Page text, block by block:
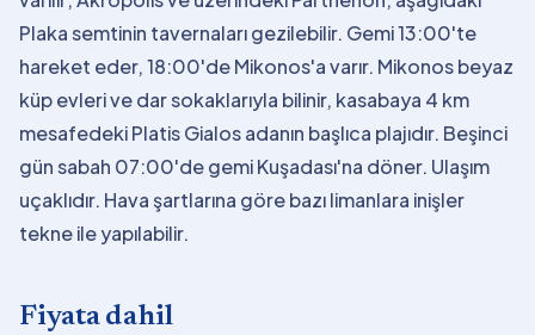
Plaka semtinin tavernaları gezilebilir. Gemi 13:00'te
hareket eder, 18:00'de Mikonos'a varır. Mikonos beyaz
küp evleri ve dar sokaklarıyla bilinir, kasabaya 4 km
mesafedeki Platis Gialos adanın başlıca plajıdır. Beşinci
gün sabah 07:00'de gemi Kuşadası'na döner. Ulaşım
uçaklıdır. Hava şartlarına göre bazı limanlara inişler
tekne ile yapılabilir.
Fiyata dahil